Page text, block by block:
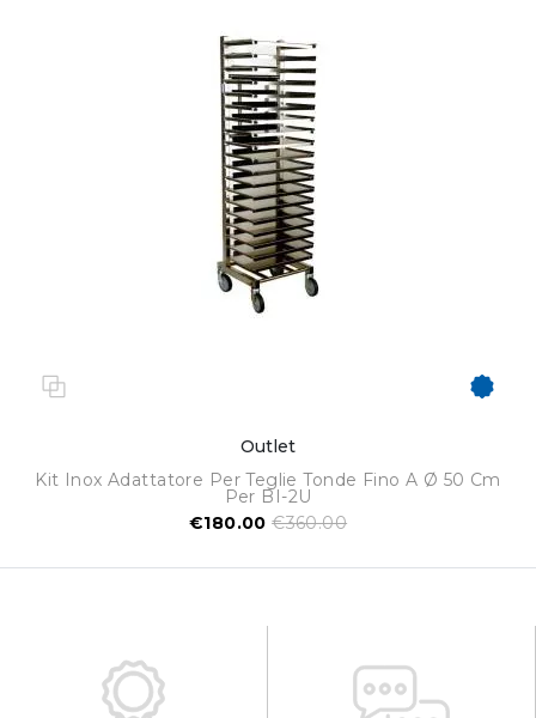
Outlet
Kit Inox Adattatore Per Teglie Tonde Fino A Ø 50 Cm
Per BI-2U
€180.00€360.00